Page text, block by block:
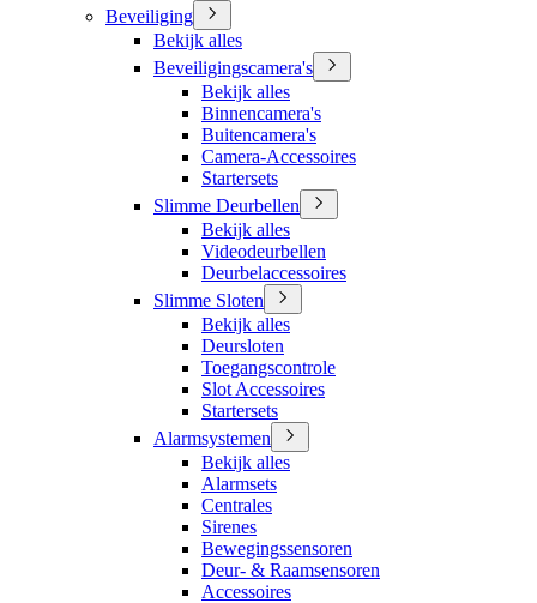
Beveiliging
Bekijk alles
Beveiligingscamera's
Bekijk alles
Binnencamera's
Buitencamera's
Camera-Accessoires
Startersets
Slimme Deurbellen
Bekijk alles
Videodeurbellen
Deurbelaccessoires
Slimme Sloten
Bekijk alles
Deursloten
Toegangscontrole
Slot Accessoires
Startersets
Alarmsystemen
Bekijk alles
Alarmsets
Centrales
Sirenes
Bewegingssensoren
Deur- & Raamsensoren
Accessoires